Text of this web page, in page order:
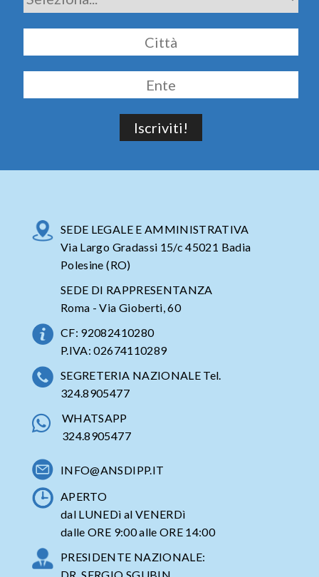
SEDE LEGALE E AMMINISTRATIVA
Via Largo Gradassi 15/c 45021 Badia
Polesine (RO)
SEDE DI RAPPRESENTANZA
Roma - Via Gioberti, 60
CF: 92082410280
P.IVA: 02674110289
SEGRETERIA NAZIONALE Tel.
324.8905477
WHATSAPP
324.8905477
INFO@ANSDIPP.IT
APERTO
dal LUNEDì al VENERDì
dalle ORE 9:00 alle ORE 14:00
PRESIDENTE NAZIONALE: